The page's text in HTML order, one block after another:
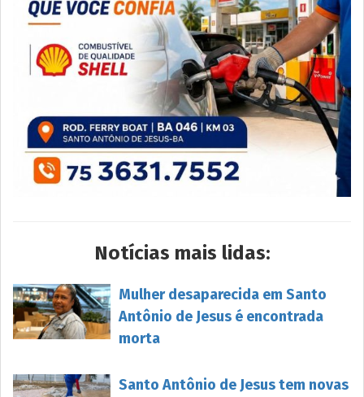
Notícias mais lidas:
Mulher desaparecida em Santo
Antônio de Jesus é encontrada
morta
Santo Antônio de Jesus tem novas